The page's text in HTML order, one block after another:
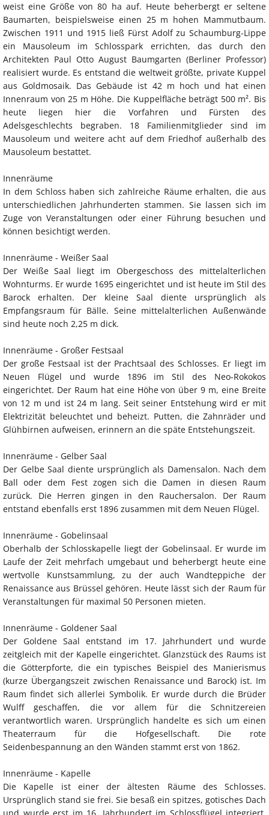
weist eine Größe von 80 ha auf. Heute beherbergt er seltene
Baumarten, beispielsweise einen 25 m hohen Mammutbaum.
Zwischen 1911 und 1915 ließ Fürst Adolf zu Schaumburg-Lippe
ein Mausoleum im Schlosspark errichten, das durch den
Architekten Paul Otto August Baumgarten (Berliner Professor)
realisiert wurde. Es entstand die weltweit größte, private Kuppel
aus Goldmosaik. Das Gebäude ist 42 m hoch und hat einen
Innenraum von 25 m Höhe. Die Kuppelfläche beträgt 500 m². Bis
heute liegen hier die Vorfahren und Fürsten des
Adelsgeschlechts begraben. 18 Familienmitglieder sind im
Mausoleum und weitere acht auf dem Friedhof außerhalb des
Mausoleum bestattet.
Innenräume
In dem Schloss haben sich zahlreiche Räume erhalten, die aus
unterschiedlichen Jahrhunderten stammen. Sie lassen sich im
Zuge von Veranstaltungen oder einer Führung besuchen und
können besichtigt werden.
Innenräume - Weißer Saal
Der Weiße Saal liegt im Obergeschoss des mittelalterlichen
Wohnturms. Er wurde 1695 eingerichtet und ist heute im Stil des
Barock erhalten. Der kleine Saal diente ursprünglich als
Empfangsraum für Bälle. Seine mittelalterlichen Außenwände
sind heute noch 2,25 m dick.
Innenräume - Großer Festsaal
Der große Festsaal ist der Prachtsaal des Schlosses. Er liegt im
Neuen Flügel und wurde 1896 im Stil des Neo-Rokokos
eingerichtet. Der Raum hat eine Höhe von über 9 m, eine Breite
von 12 m und ist 24 m lang. Seit seiner Entstehung wird er mit
Elektrizität beleuchtet und beheizt. Putten, die Zahnräder und
Glühbirnen aufweisen, erinnern an die späte Entstehungszeit.
Innenräume - Gelber Saal
Der Gelbe Saal diente ursprünglich als Damensalon. Nach dem
Ball oder dem Fest zogen sich die Damen in diesen Raum
zurück. Die Herren gingen in den Rauchersalon. Der Raum
entstand ebenfalls erst 1896 zusammen mit dem Neuen Flügel.
Innenräume - Gobelinsaal
Oberhalb der Schlosskapelle liegt der Gobelinsaal. Er wurde im
Laufe der Zeit mehrfach umgebaut und beherbergt heute eine
wertvolle Kunstsammlung, zu der auch Wandteppiche der
Renaissance aus Brüssel gehören. Heute lässt sich der Raum für
Veranstaltungen für maximal 50 Personen mieten.
Innenräume - Goldener Saal
Der Goldene Saal entstand im 17. Jahrhundert und wurde
zeitgleich mit der Kapelle eingerichtet. Glanzstück des Raums ist
die Götterpforte, die ein typisches Beispiel des Manierismus
(kurze Übergangszeit zwischen Renaissance und Barock) ist. Im
Raum findet sich allerlei Symbolik. Er wurde durch die Brüder
Wulff geschaffen, die vor allem für die Schnitzereien
verantwortlich waren. Ursprünglich handelte es sich um einen
Theaterraum für die Hofgesellschaft. Die rote
Seidenbespannung an den Wänden stammt erst von 1862.
Innenräume - Kapelle
Die Kapelle ist einer der ältesten Räume des Schlosses.
Ursprünglich stand sie frei. Sie besaß ein spitzes, gotisches Dach